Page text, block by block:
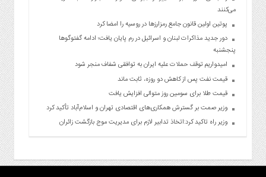
می‌کنند
پوتین اولین قانون جامع رمزارزها در روسیه را امضا کرد
دور جدید مذاکرات لبنان و اسرائیل در رم پایان یافت؛ ادامه گفتوگوها
پنجشنبه
امیدواریم توقف حملات علیه ایران به توافقی شفاف منجر شود
قیمت نفت پس از کاهش دو روزه، ثابت ماند
قیمت طلا برای سومین روز متوالی افزایش یافت
وزیر صمت بر گسترش همکاری‌های اقتصادی تهران و اسلام‌آباد تأکید کرد
وزیر راه تاکید کرد:اتخاذ تدابیر لازم برای مدیریت موج بازگشت زائران